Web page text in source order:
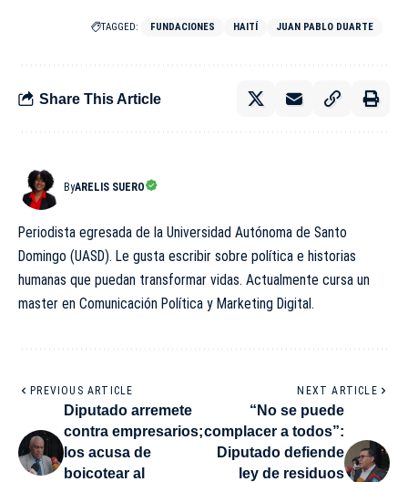
TAGGED: FUNDACIONES HAITÍ JUAN PABLO DUARTE
Share This Article
ByARELIS SUERO
Periodista egresada de la Universidad Autónoma de Santo
Domingo (UASD). Le gusta escribir sobre política e historias
humanas que puedan transformar vidas. Actualmente cursa un
master en Comunicación Política y Marketing Digital.
PREVIOUS ARTICLE
Diputado arremete
contra empresarios;
los acusa de
boicotear al
NEXT ARTICLE
“No se puede
complacer a todos”:
Diputado defiende
ley de residuos